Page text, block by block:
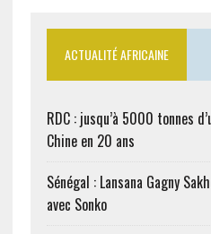
ACTUALITÉ AFRICAINE
RDC : jusqu’à 5000 tonnes
Chine en 20 ans
Sénégal : Lansana Gagny
avec Sonko